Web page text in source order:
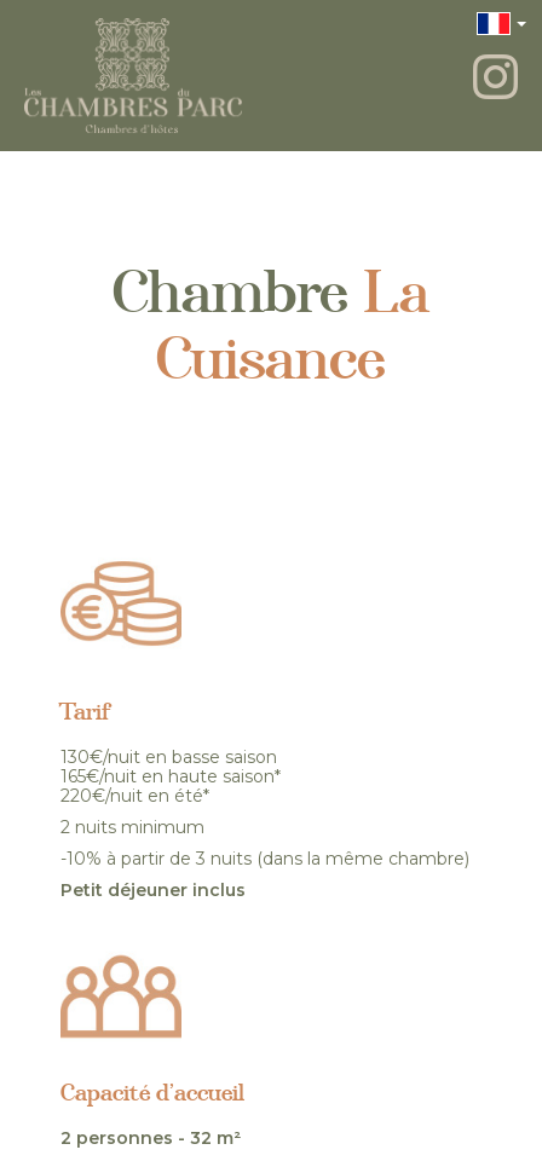
ChambreLa
Cuisance
Tarif
130€/nuit en basse saison
165€/nuit en haute saison*
220€/nuit en été*
2 nuits minimum
-10% à partir de 3 nuits (dans la même chambre)
Petit déjeuner inclus
Capacité d’accueil
2 personnes - 32 m²